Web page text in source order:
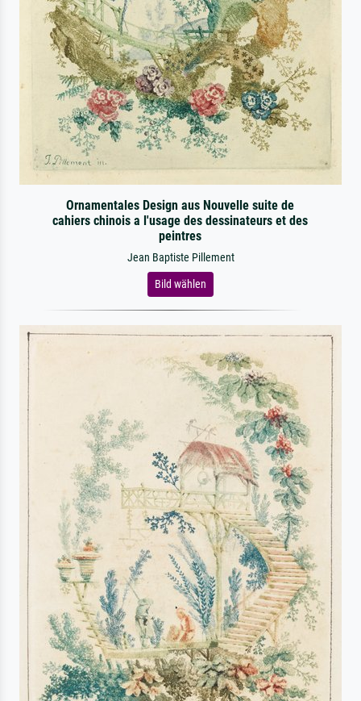
Ornamentales Design aus Nouvelle suite de
cahiers chinois a l'usage des dessinateurs et des
peintres
Jean Baptiste Pillement
Bild wählen